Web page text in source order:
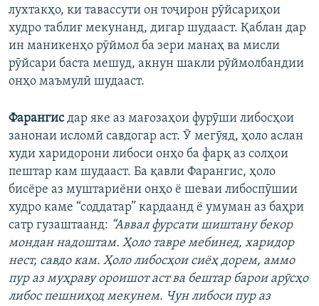
лухтакҳо, ки тавассути он тоҷирон рӯйсариҳои
худро таблиғ мекунанд, дигар шудааст. Қаблан дар
ин маникенҳо рӯймол ба зери манаҳ ва мисли
рӯйсари баста мешуд, акнун шакли рӯймолбандии
онҳо маъмулӣ шудааст.
Фарангисдар яке аз мағозаҳои фурӯши либосҳои
занонаи исломӣ савдогар аст. Ӯ мегӯяд, ҳоло аслан
худи харидорони либоси онҳо ба фарқ аз солҳои
пештар кам шудааст. Ба қавли Фарангис, ҳоло
бисёре аз муштариёни онҳо ё шеваи либоспӯшии
худро каме “соддатар” кардаанд ё умуман аз баҳри
сатр гузаштаанд: “Аввал фурсати шиштану бекор
мондан надоштам. Ҳоло тавре мебинед, харидор
нест, савдо кам. Ҳоло либосҳои сиёҳ дорем, аммо
пур аз муҳраву ороишот аст ва бештар барои арӯсҳо
либос пешниҳод мекунем. Чун либоси пур аз